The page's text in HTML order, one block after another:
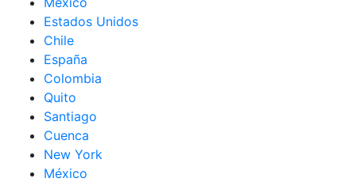
Estados Unidos
Chile
España
Colombia
Quito
Santiago
Cuenca
New York
México